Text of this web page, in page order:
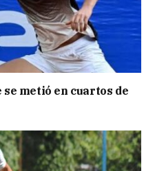
metió en cuartos de